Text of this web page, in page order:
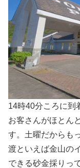
14時40分ころに
お客さんがほとん
す。土曜だからも
渡といえば金山の
できる砂金採りっ